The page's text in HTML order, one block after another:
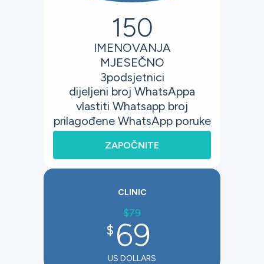
150
IMENOVANJA
MJESEČNO
3podsjetnici
dijeljeni broj WhatsAppa
vlastiti Whatsapp broj
prilagođene WhatsApp poruke
ZAPOČNITE
CLINIC
$79
$ 69
US DOLLARS